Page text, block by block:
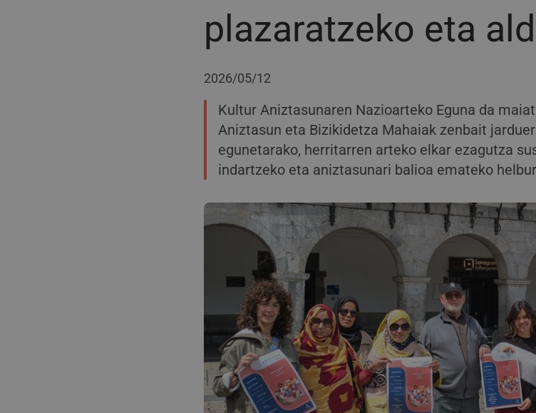
plazaratzeko eta
2026/05/12
Kultur Aniztasunaren Nazioarteko Eguna da
Aniztasun eta Bizikidetza Mahaiak zenbait
egunetarako, herritarren arteko elkar ezagutza
indartzeko eta aniztasunari balioa emateko